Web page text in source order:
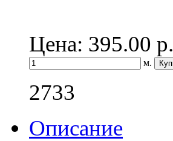
Цена: 395.00 р.
м.
2733
Описание